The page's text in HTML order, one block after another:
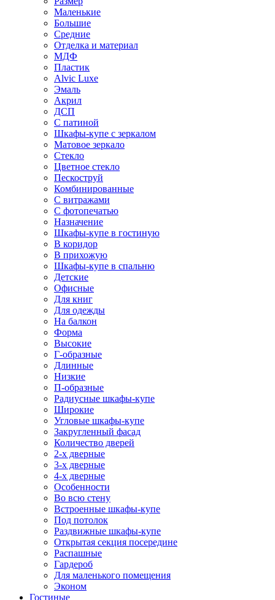
Маленькие
Большие
Средние
Отделка и материал
МДФ
Пластик
Alvic Luxe
Эмаль
Акрил
ДСП
С патиной
Шкафы-купе с зеркалом
Матовое зеркало
Стекло
Цветное стекло
Пескоструй
Комбинированные
С витражами
С фотопечатью
Назначение
Шкафы-купе в гостиную
В коридор
В прихожую
Шкафы-купе в спальню
Детские
Офисные
Для книг
Для одежды
На балкон
Форма
Высокие
Г-образные
Длинные
Низкие
П-образные
Радиусные шкафы-купе
Широкие
Угловые шкафы-купе
Закругленный фасад
Количество дверей
2-х дверные
3-х дверные
4-х дверные
Особенности
Во всю стену
Встроенные шкафы-купе
Под потолок
Раздвижные шкафы-купе
Открытая секция посередине
Распашные
Гардероб
Для маленького помещения
Эконом
Гостиные